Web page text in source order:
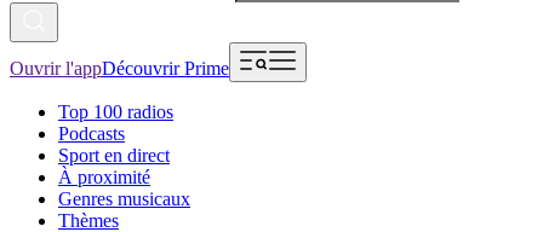
Ouvrir l'appDécouvrir Prime
Top 100 radios
Podcasts
Sport en direct
À proximité
Genres musicaux
Thèmes